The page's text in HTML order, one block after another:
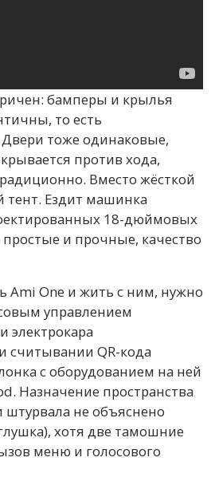
бамперы и крылья
то есть
тоже одинаковые,
против хода,
Вместо жёсткой
Ездит машинка
18-дюймовых
простые и прочные, качество
Ami One и жить с ним, нужно
управлением
электрокара
считывании QR-кода
с оборудованием на ней
Назначение пространства
штурвала не объяснено
хотя две тамошние
меню и голосового